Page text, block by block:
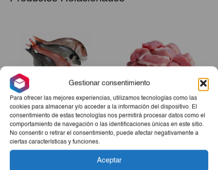
Gestionar consentimiento
Para ofrecer las mejores experiencias, utilizamos tecnologías como las
cookies para almacenar y/o acceder a la información del dispositivo. El
consentimiento de estas tecnologías nos permitirá procesar datos como el
comportamiento de navegación o las identificaciones únicas en este sitio.
No consentir o retirar el consentimiento, puede afectar negativamente a
ciertas características y funciones.
Aceptar
Pescado De Mar (Jurel,
Pargo, Merluza, Perro O
Bonito) 10lb
€20,00
Carne De Cerdo Troceada
3Lb